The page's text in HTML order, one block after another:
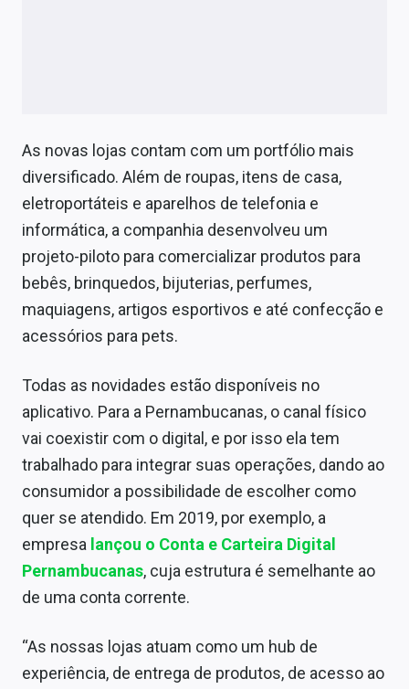
Conteúdo de Marca
Sobre
Expediente
Contato
As novas lojas contam com um portfólio mais
diversificado. Além de roupas, itens de casa,
eletroportáteis e aparelhos de telefonia e
informática, a companhia desenvolveu um
projeto-piloto para comercializar produtos para
bebês, brinquedos, bijuterias, perfumes,
maquiagens, artigos esportivos e até confecção e
acessórios para pets.
Todas as novidades estão disponíveis no
aplicativo. Para a Pernambucanas, o canal físico
vai coexistir com o digital, e por isso ela tem
trabalhado para integrar suas operações, dando ao
consumidor a possibilidade de escolher como
quer se atendido. Em 2019, por exemplo, a
empresa lançou o Conta e Carteira Digital
Pernambucanas, cuja estrutura é semelhante ao
de uma conta corrente.
“As nossas lojas atuam como um hub de
experiência, de entrega de produtos, de acesso ao